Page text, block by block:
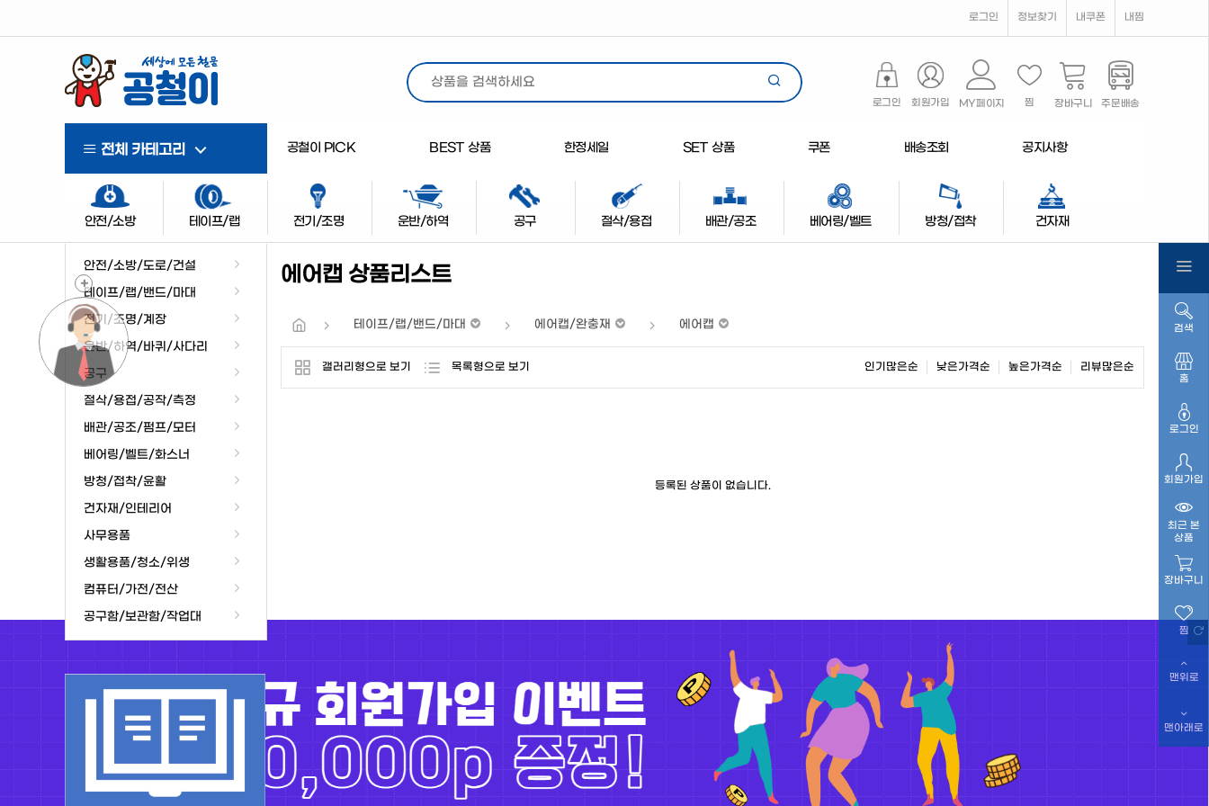
로그인 정보찾기 내쿠폰 내찜
로그인 회원가입 MY페이지 찜 장바구니 주문배송
전체 카테고리
안전/소방/도로/건설
테이프/랩/밴드/마대
전기/조명/계장
운반/하역/바퀴/사다리
공구
절삭/용접/공작/측정
배관/공조/펌프/모터
베어링/벨트/화스너
방청/접착/윤활
건자재/인테리어
사무용품
생활용품/청소/위생
컴퓨터/가전/전산
공구함/보관함/작업대
공철이 PICK BEST 상품 한정세일 SET 상품 쿠폰 배송조회 공지사항
안전/소방 테이프/랩 전기/조명 운반/하역 공구 절삭/용접 배관/공조 베어링/벨트 방청/접착 건자재
검색
홈
로그인
회원가입
최근 본
상품
장바구니
찜
맨위로
맨아래로
+ 에어캡 상품리스트
테이프/랩/밴드/마대 에어캡/완충재 에어캡
인기많은순 낮은가격순 높은가격순 리뷰많은순
갤러리형으로 보기 목록형으로 보기
등록된 상품이 없습니다.